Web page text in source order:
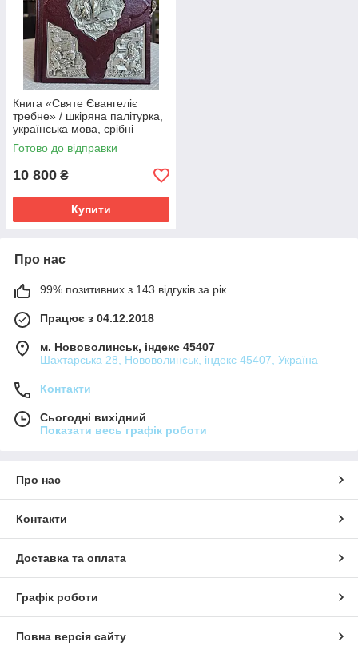
Книга «Святе Євангеліє
требне» / шкіряна палітурка,
українська мова, срібні
накладки, розмір книги 15×20
Готово до відправки
10 800 ₴
Купити
Про нас
99% позитивних з 143 відгуків за рік
Працює з 04.12.2018
м. Нововолинськ, індекс 45407
Шахтарська 28, Нововолинськ, індекс 45407, Україна
Контакти
Сьогодні вихідний
Показати весь графік роботи
Про нас
Контакти
Доставка та оплата
Графік роботи
Повна версія сайту